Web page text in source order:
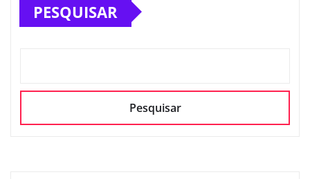
PESQUISAR
Pesquisar